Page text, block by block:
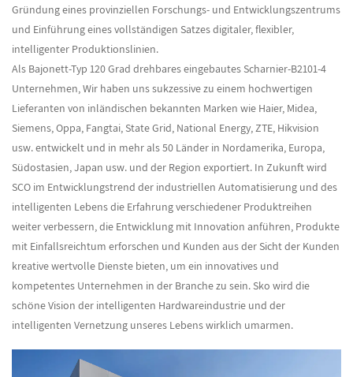
Gründung eines provinziellen Forschungs- und Entwicklungszentrums
und Einführung eines vollständigen Satzes digitaler, flexibler,
intelligenter Produktionslinien.
Als Bajonett-Typ 120 Grad drehbares eingebautes Scharnier-B2101-4
Unternehmen, Wir haben uns sukzessive zu einem hochwertigen
Lieferanten von inländischen bekannten Marken wie Haier, Midea,
Siemens, Oppa, Fangtai, State Grid, National Energy, ZTE, Hikvision
usw. entwickelt und in mehr als 50 Länder in Nordamerika, Europa,
Südostasien, Japan usw. und der Region exportiert. In Zukunft wird
SCO im Entwicklungstrend der industriellen Automatisierung und des
intelligenten Lebens die Erfahrung verschiedener Produktreihen
weiter verbessern, die Entwicklung mit Innovation anführen, Produkte
mit Einfallsreichtum erforschen und Kunden aus der Sicht der Kunden
kreative wertvolle Dienste bieten, um ein innovatives und
kompetentes Unternehmen in der Branche zu sein. Sko wird die
schöne Vision der intelligenten Hardwareindustrie und der
intelligenten Vernetzung unseres Lebens wirklich umarmen.